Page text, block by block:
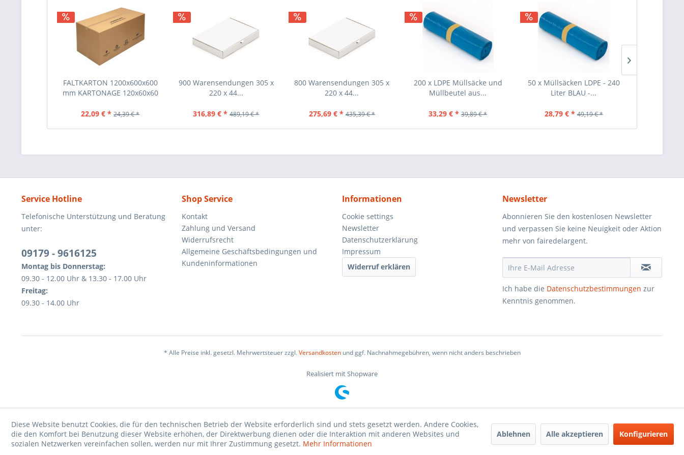
FALTKARTON 1200x600x600
mm KARTONAGE 120x60x60
22,09 € * 24,39 € *
900 Warensendungen 305 x
220 x 44...
316,89 € * 489,19 € *
800 Warensendungen 305 x
220 x 44...
275,69 € * 435,39 € *
200 x LDPE Müllsäcke und
Müllbeutel aus...
33,29 € * 39,89 € *
50 x Müllsäcken LDPE - 240
Liter BLAU -...
28,79 € * 49,19 € *
Service Hotline
Telefonische Unterstützung und Beratung
unter:
09179 - 9616125
Montag bis Donnerstag:
09.30 - 12.00 Uhr & 13.30 - 17.00 Uhr
Freitag:
09.30 - 14.00 Uhr
Shop Service
Kontakt
Zahlung und Versand
Widerrufsrecht
Allgemeine Geschäftsbedingungen und
Kundeninformationen
Informationen
Cookie settings
Newsletter
Datenschutzerklärung
Impressum
Widerruf erklären
Newsletter
Abonnieren Sie den kostenlosen Newsletter
und verpassen Sie keine Neuigkeit oder Aktion
mehr von fairedelargent.
Ich habe die Datenschutzbestimmungen zur
Kenntnis genommen.
* Alle Preise inkl. gesetzl. Mehrwertsteuer zzgl.Versandkostenund ggf. Nachnahmegebühren, wenn nicht anders beschrieben
Realisiert mit Shopware
Diese Website benutzt Cookies, die für den technischen Betrieb der Website erforderlich sind und stets gesetzt werden. Andere Cookies,
die den Komfort bei Benutzung dieser Website erhöhen, der Direktwerbung dienen oder die Interaktion mit anderen Websites und
sozialen Netzwerken vereinfachen sollen, werden nur mit Ihrer Zustimmung gesetzt. Mehr Informationen
Ablehnen Alle akzeptieren Konfigurieren